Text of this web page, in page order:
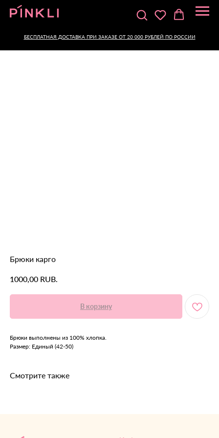
БЕСПЛАТНАЯ ДОСТАВКА ПРИ ЗАКАЗЕ ОТ 20 000 РУБЛЕЙ ПО РОССИИ
Брюки карго
1000,00 RUB.
В корзину
Брюки выполнены из 100% хлопка.
Размер: Единый (42-50)
Смотрите также